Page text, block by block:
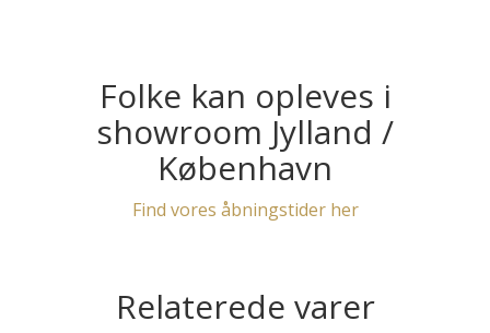
Folke kan opleves i
showroom Jylland /
København
Find vores åbningstider her
Relaterede varer